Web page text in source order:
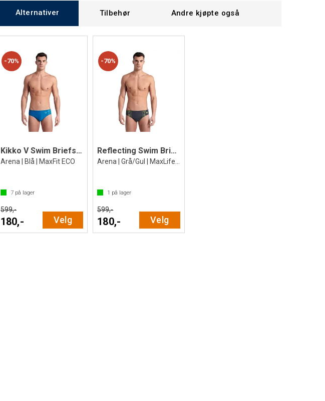
Alternativer Tilbehør Andre kjøpte også
70%
Kikko V Swim Briefs Badebukse
Arena | Blå | MaxFit ECO
7 på lager
599,-
180,- Velg
70%
Reflecting Swim Briefs Badebukse
1 på lager
599,-
180,- Velg